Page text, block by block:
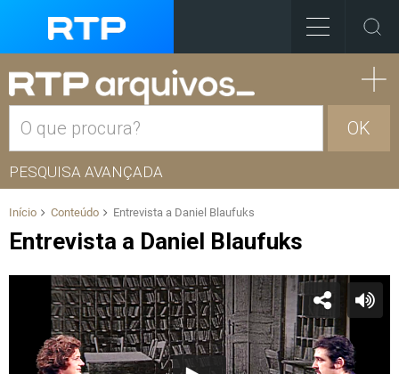
OK
PESQUISA AVANÇADA
Início Conteúdo Entrevista a Daniel Blaufuks
Entrevista a Daniel Blaufuks